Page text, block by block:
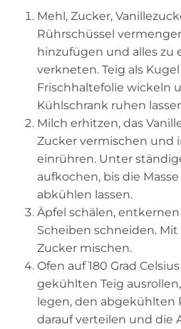
Mehl, Zucker,
Rührschüssel
hinzufügen und alles zu
verkneten. Teig als
Frischhaltefolie wickeln
Kühlschrank ruhen
Milch erhitzen, das
Zucker vermischen und
einrühren. Unter
aufkochen, bis die
abkühlen lassen.
Äpfel schälen,
Scheiben schneiden.
Zucker mischen.
Ofen auf 180 Grad
gekühlten Teig
legen, den abgekühlten
darauf verteilen und die